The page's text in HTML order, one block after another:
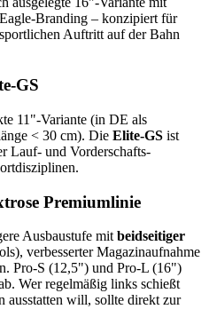
Branding – konzipiert für
Auftritt auf der Bahn
GS
11"-Variante (in DE als
< 30 cm). Die Elite-GS ist
Lauf- und Vorderschafts-
Premiumlinie
Ausbaustufe mit beidseitiger
verbesserter Magazinaufnahme
Pro-S (12,5") und Pro-L (16")
Wer regelmäßig links schießt
ausstatten will, sollte direkt zur